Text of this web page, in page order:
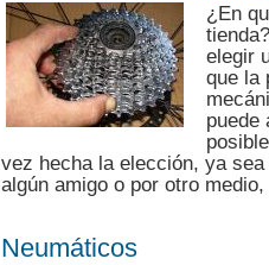
¿En
elegir
que la
puede
vez hecha la elección, ya
algún amigo o por otro
Neumáticos